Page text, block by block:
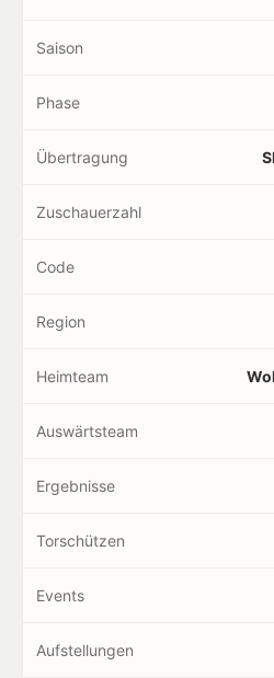
Saison
Phase
Übertragung
Zuschauerzahl
Code
Region
Heimteam
Auswärtsteam
Ergebnisse
Torschützen
Events
Aufstellungen